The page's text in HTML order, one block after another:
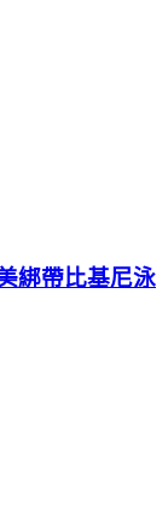
綁帶比基尼泳